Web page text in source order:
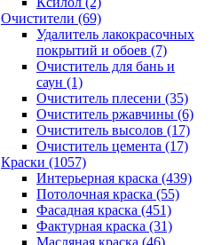
Очистители (69)
Удалитель лакокрасочных
покрытий и обоев (7)
Очиститель для бань и
саун (1)
Очиститель плесени (35)
Очиститель ржавчины (6)
Очиститель высолов (17)
Очиститель цемента (17)
Краски (1057)
Интерьерная краска (439)
Потолочная краска (55)
Фасадная краска (451)
Фактурная краска (31)
Масляная краска (46)